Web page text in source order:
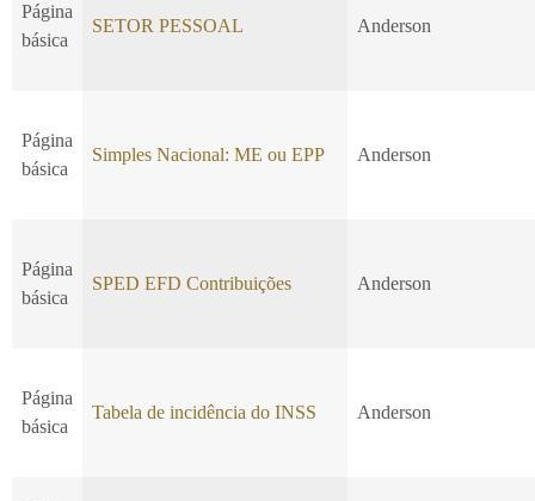
Página
básica
SETOR PESSOAL Anderson
Página
básica
Simples Nacional: ME ou EPP Anderson
Página
básica
SPED EFD Contribuições Anderson
Página
básica
Tabela de incidência do INSS Anderson